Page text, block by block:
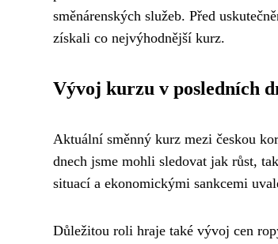
směnárenských služeb. Před
získali co nejvýhodnější kurz.
Vývoj kurzu v posledních
Aktuální směnný kurz mezi českou
dnech jsme mohli sledovat jak růst,
situací a ekonomickými sankcemi
Důležitou roli hraje také vývoj cen